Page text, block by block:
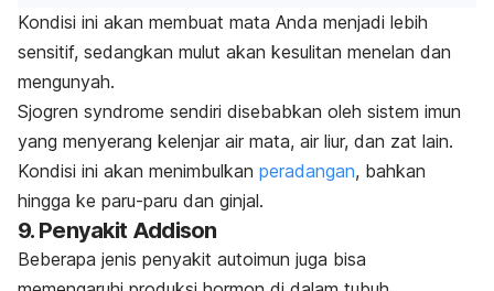
Kondisi ini akan membuat mata Anda menjadi lebih
sensitif, sedangkan mulut akan kesulitan menelan dan
mengunyah.
Sjogren syndrome sendiri disebabkan oleh sistem imun
yang menyerang kelenjar air mata, air liur, dan zat lain.
Kondisi ini akan menimbulkan peradangan, bahkan
hingga ke paru-paru dan ginjal.
9. Penyakit Addison
Beberapa jenis penyakit autoimun juga bisa